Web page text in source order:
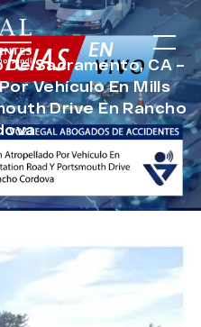
Sacramento, CA –
Vehículo En Mills
Drive En Rancho